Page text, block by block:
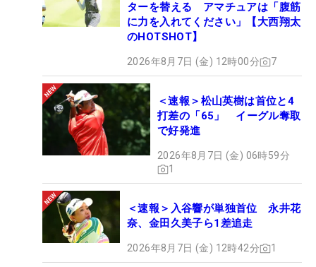
ターを替える アマチュアは「腹筋
に力を入れてください」【大西翔太
のHOTSHOT】
2026年8月7日 (金) 12時00分 7
＜速報＞松山英樹は首位と4
打差の「65」 イーグル奪取
で好発進
2026年8月7日 (金) 06時59分
1
＜速報＞入谷響が単独首位 永井花
奈、金田久美子ら1差追走
2026年8月7日 (金) 12時42分 1